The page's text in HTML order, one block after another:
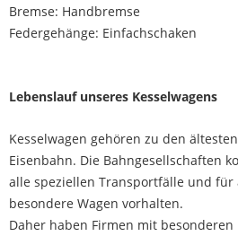
Bremse: Handbremse
Federgehänge: Einfachschaken
Lebenslauf unseres Kesselwagens
Kesselwagen gehören zu den
Eisenbahn. Die Bahngesellschaften
alle speziellen Transportfälle und für
besondere Wagen vorhalten.
Daher haben Firmen mit